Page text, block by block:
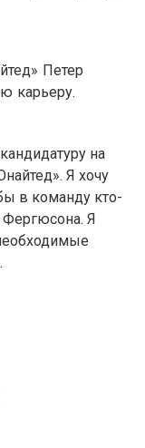
Петер
карьеру.
на
Я хочу
в команду кто-
Фергюсона. Я